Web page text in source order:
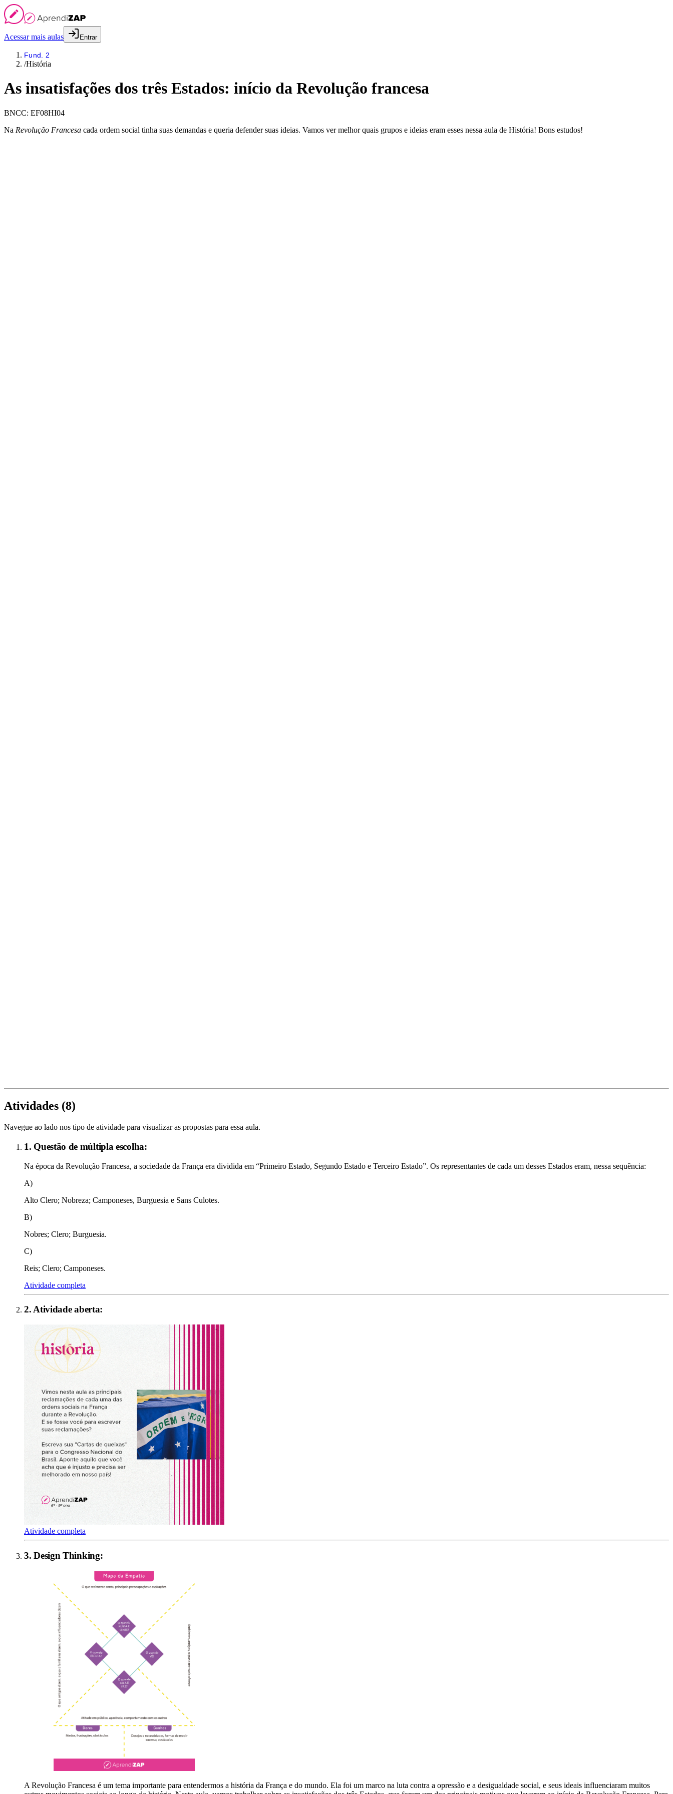
Acessar mais aulas Entrar
Fund. 2
/História
As insatisfações dos três Estados: início da Revolução francesa
BNCC: EF08HI04
Na Revolução Francesa cada ordem social tinha suas demandas e queria defender suas ideias. Vamos ver melhor quais grupos e ideias eram esses nessa aula de História! Bons estudos!
Atividades (8)
Navegue ao lado nos tipo de atividade para visualizar as propostas para essa aula.
1. Questão de múltipla escolha:
Na época da Revolução Francesa, a sociedade da França era dividida em “Primeiro Estado, Segundo Estado e Terceiro Estado”. Os representantes de cada um desses Estados eram, nessa sequência:
A)
Alto Clero; Nobreza; Camponeses, Burguesia e Sans Culotes.
B)
Nobres; Clero; Burguesia.
C)
Reis; Clero; Camponeses.
Atividade completa
2. Atividade aberta:
Atividade completa
3.Design Thinking:
A Revolução Francesa é um tema importante para entendermos a história da França e do mundo. Ela foi um marco na luta contra a opressão e a desigualdade social, e seus ideais influenciaram muitos